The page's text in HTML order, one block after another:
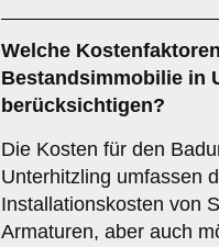
Welche
Bestandsimmobilie in
berücksichtigen?
Die Kosten für den
Unterhitzling umfassen
Installationskosten von
Armaturen, aber auch